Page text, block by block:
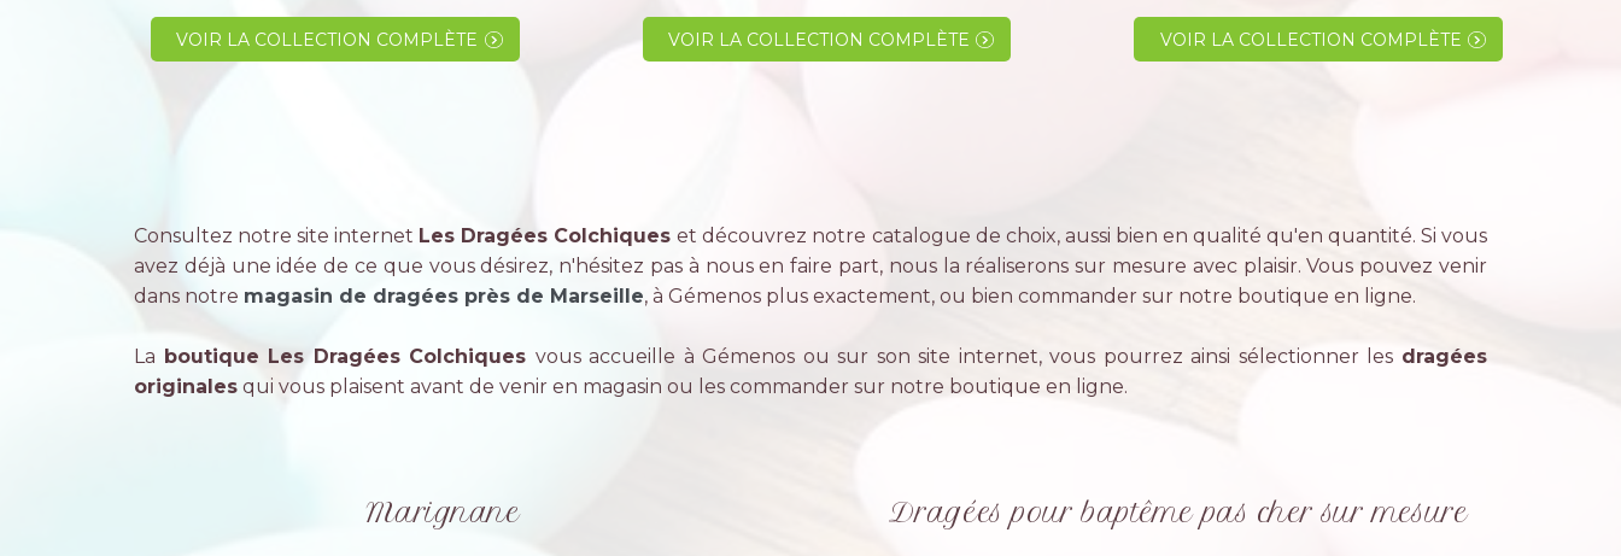
professionnel spécialiste dans la dragée,
ayant des années d'...
VOIR LA COLLECTION COMPLÈTE
colchiques un professionnel spécialisé
depuis plus de 40 printemps la
VOIR LA COLLECTION COMPLÈTE
détail à faire soi-même. Comme le pot en
verre, l' emballage en plexi, le contenant
VOIR LA COLLECTION COMPLÈTE
Consultez notre site internet Les Dragées Colchiqueset découvrez notre catalogue de choix, aussi bien en qualité qu'en quantité. Si vous
avez déjà une idée de ce que vous désirez, n'hésitez pas à nous en faire part, nous la réaliserons sur mesure avec plaisir. Vous pouvez venir
dans notre magasin de dragées près de Marseille, à Gémenos plus exactement, ou bien commander sur notre boutique en ligne.
La boutique Les Dragées Colchiques vous accueille à Gémenos ou sur son site internet, vous pourrez ainsi sélectionner les dragées
originales qui vous plaisent avant de venir en magasin ou les commander sur notre boutique en ligne.
Marignane Dragées pour baptême pas cher sur mesure